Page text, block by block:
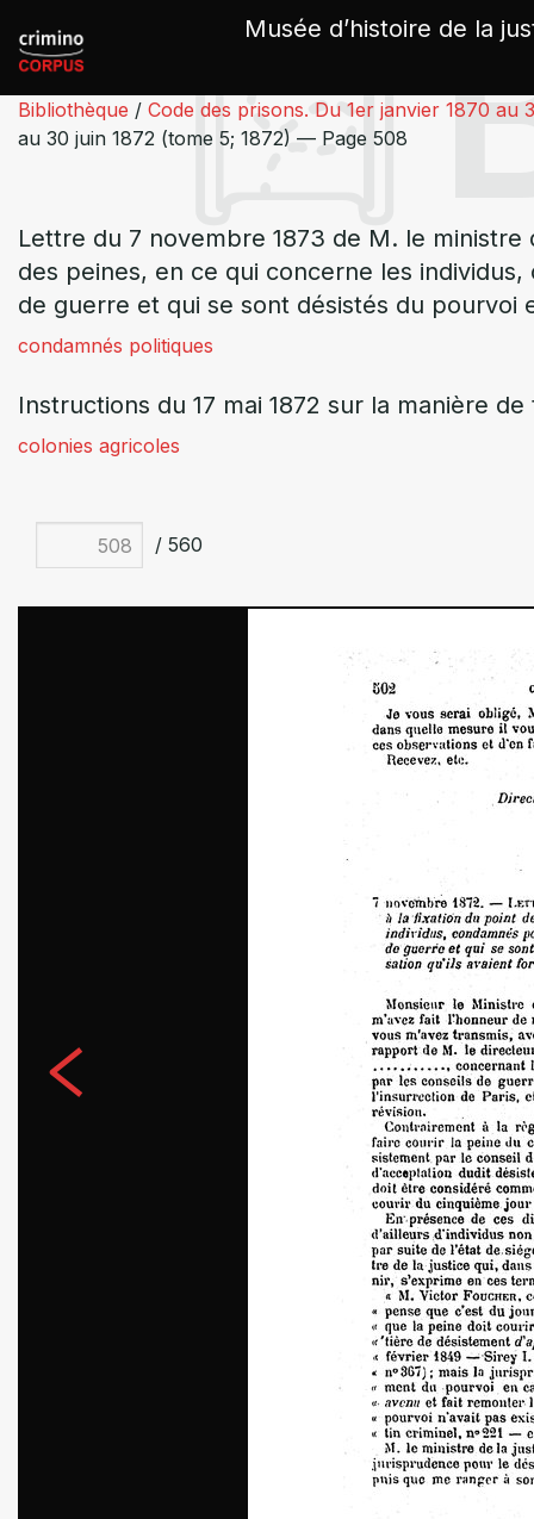
Musée d’histoire de la
Bibliothèque / Code des prisons. Du 1er janvier 1870 au
au 30 juin 1872 (tome 5; 1872) — Page 508
Lettre du 7 novembre 1873 de M. le
des peines, en ce qui concerne les
de guerre et qui se sont désistés du pourvoi
condamnés politiques
Instructions du 17 mai 1872 sur la manière
colonies agricoles
/ 560
Panneau de gestion des cookies